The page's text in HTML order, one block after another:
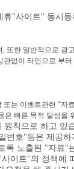
"사이트" 동시등
또한 일반적으로 광
없이 타인으로 부터
는 이벤트관련 ”자
은 빠른 목적 달성을
원칙으로 하고 있
번호"등은 제공하
록 노출된 "자료"
이트"의 정책에